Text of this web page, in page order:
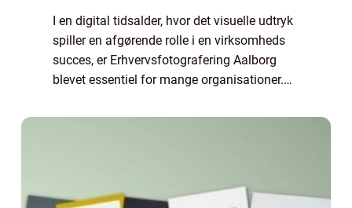
I en digital tidsalder, hvor det visuelle udtryk
spiller en afgørende rolle i en virksomheds
succes, er Erhvervsfotografering Aalborg
blevet essentiel for mange organisationer.
professionelle billeder; det handl...